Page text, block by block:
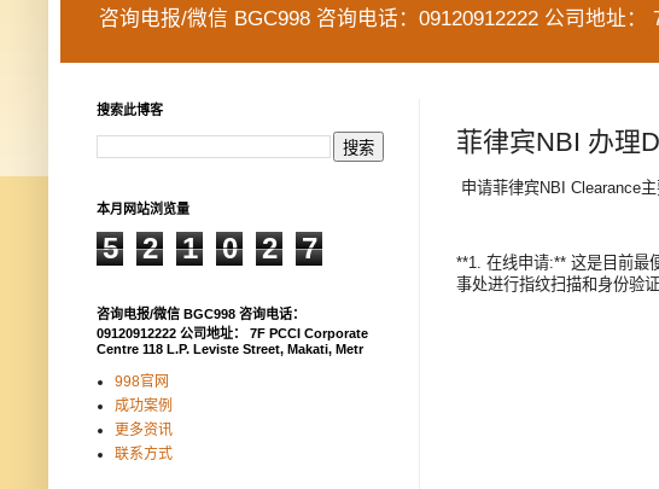
咨询电报/微信 BGC998 咨询电话：09120912222 公司地址
菲律宾NBI 办理
申请菲律宾NBI Clearance主
**1. 在线申请:** 这是目前最
事处进行指纹扫描和身份验
搜索此博客
本月网站浏览量
5 2 1 0 2 7
咨询电报/微信 BGC998 咨询电话：
09120912222 公司地址： 7F PCCI Corporate
Centre 118 L.P. Leviste Street, Makati, Metr
998官网
成功案例
更多资讯
联系方式